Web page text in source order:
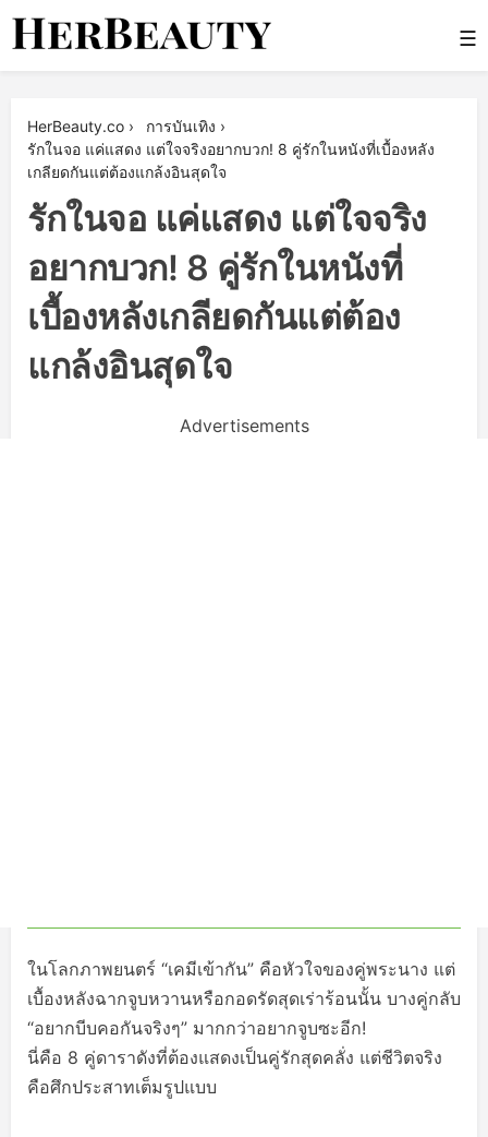
Skip
☰
HerBeauty.co › การบันเทิง ›
รักในจอ แค่แสดง แต่ใจจริงอยากบวก! 8 คู่รักในหนังที่เบื้องหลัง
เกลียดกันแต่ต้องแกล้งอินสุดใจ
รักในจอ แค่แสดง แต่ใจจริง
อยากบวก! 8 คู่รักในหนังที่
เบื้องหลังเกลียดกันแต่ต้อง
แกล้งอินสุดใจ
Advertisements
ในโลกภาพยนตร์ “เคมีเข้ากัน” คือหัวใจของคู่พระนาง แต่
เบื้องหลังฉากจูบหวานหรือกอดรัดสุดเร่าร้อนนั้น บางคู่กลับ
“อยากบีบคอกันจริงๆ” มากกว่าอยากจูบซะอีก!
นี่คือ 8 คู่ดาราดังที่ต้องแสดงเป็นคู่รักสุดคลั่ง แต่ชีวิตจริง
คือศึกประสาทเต็มรูปแบบ